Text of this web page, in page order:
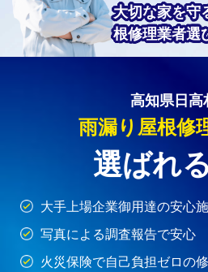
大切な家を守
根修理業者選
高知県日高
雨漏り屋根修
選ばれ
大手上場企業御用達の安心
写真による調査報告で安心
火災保険で自己負担ゼロの